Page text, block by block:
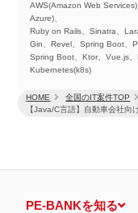
HOME 全国のIT案件TOP
【Java/C言語】自動車会社向
AWS(Amazon Web
Azure)、
Ruby on Rails、Sinatra、
Gin、Revel、Spring Boot、
Spring Boot、Ktor、Vue.js
Kubernetes(k8s)
PE-BANKを知る